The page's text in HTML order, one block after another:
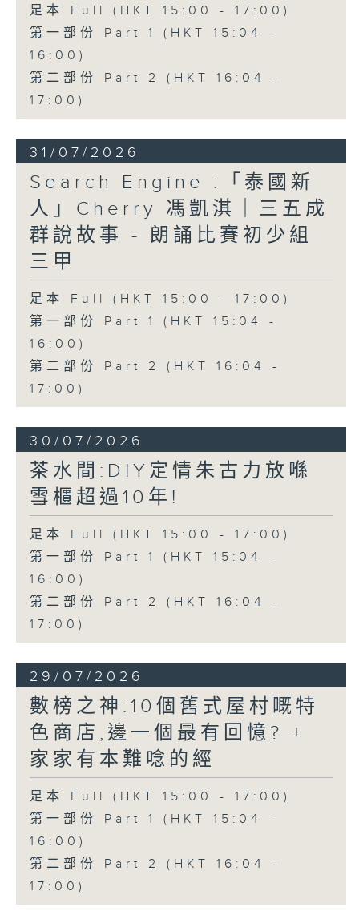
足本 Full (HKT 15:00 - 17:00)
第一部份 Part 1 (HKT 15:04 -
16:00)
第二部份 Part 2 (HKT 16:04 -
17:00)
31/07/2026
Search Engine :「泰國新
人」Cherry 馮凱淇｜三五成
群說故事 - 朗誦比賽初少組
三甲
足本 Full (HKT 15:00 - 17:00)
第一部份 Part 1 (HKT 15:04 -
16:00)
第二部份 Part 2 (HKT 16:04 -
17:00)
30/07/2026
茶水間:DIY定情朱古力放喺
雪櫃超過10年!
足本 Full (HKT 15:00 - 17:00)
第一部份 Part 1 (HKT 15:04 -
16:00)
第二部份 Part 2 (HKT 16:04 -
17:00)
29/07/2026
數榜之神:10個舊式屋村嘅特
色商店,邊一個最有回憶? +
家家有本難唸的經
足本 Full (HKT 15:00 - 17:00)
第一部份 Part 1 (HKT 15:04 -
16:00)
第二部份 Part 2 (HKT 16:04 -
17:00)